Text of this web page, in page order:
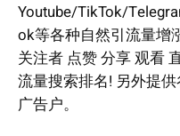
Youtube/TikTok/
ok等各种自然引流量增
关注者 点赞 分享 观看
流量搜索排名! 另外提
广告户。